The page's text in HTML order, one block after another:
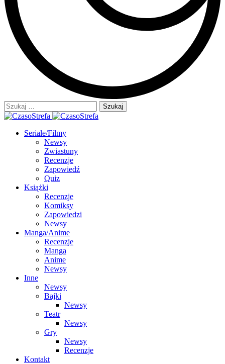
Szukaj:
Seriale/Filmy
Newsy
Zwiastuny
Recenzje
Zapowiedź
Quiz
Książki
Recenzje
Komiksy
Zapowiedzi
Newsy
Manga/Anime
Recenzje
Manga
Anime
Newsy
Inne
Newsy
Bajki
Newsy
Teatr
Newsy
Gry
Newsy
Recenzje
Kontakt